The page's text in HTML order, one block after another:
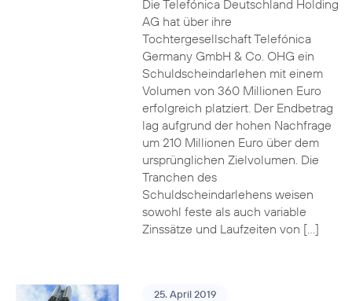
Die Telefónica Deutschland Holding
AG hat über ihre
Tochtergesellschaft Telefónica
Germany GmbH & Co. OHG ein
Schuldscheindarlehen mit einem
Volumen von 360 Millionen Euro
erfolgreich platziert. Der Endbetrag
lag aufgrund der hohen Nachfrage
um 210 Millionen Euro über dem
ursprünglichen Zielvolumen. Die
Tranchen des
Schuldscheindarlehens weisen
sowohl feste als auch variable
Zinssätze und Laufzeiten von […]
25. April 2019